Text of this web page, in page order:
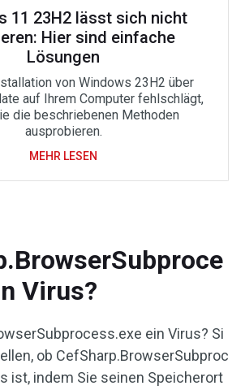
11 23H2 lässt sich nicht
Hier sind einfache
Lösungen
von Windows 23H2 über
auf Ihrem Computer fehlschlägt,
die beschriebenen Methoden
ausprobieren.
MEHR LESEN
Virus?
ein Virus? Si
ob CefSharp.BrowserSubproc
ist, indem Sie seinen Speicherort